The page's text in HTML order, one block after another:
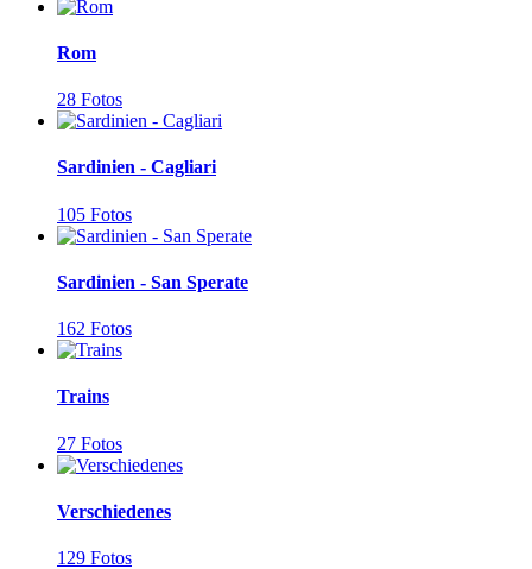
Rom
28 Fotos
Sardinien - Cagliari
105 Fotos
Sardinien - San Sperate
162 Fotos
Trains
27 Fotos
Verschiedenes
129 Fotos